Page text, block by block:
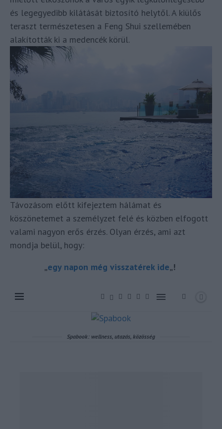
és legegyedibb kilátását biztosító helytől. A kiülős
teraszt természetesen a Feng Shui szellemében
alakították ki a medencék körül.
Távozásom előtt kifejeztem hálámat és
köszönetemet a személyzet felé és közben elfogott
valami nagyon erős érzés. Olyan érzés, ami azt
mondja belül, hogy:
„egy napon még visszatérek ide„!